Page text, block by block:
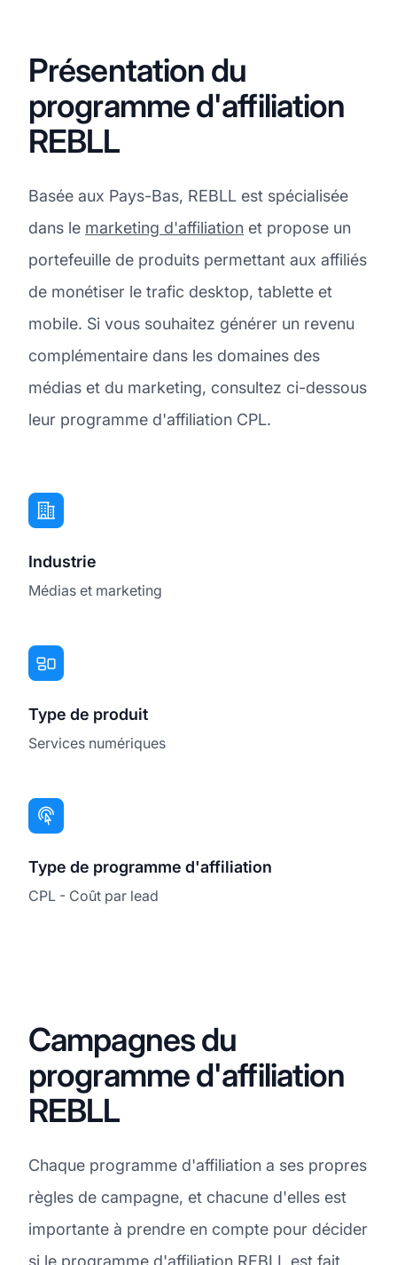
Présentation du
programme d'affiliation
REBLL
Basée aux Pays-Bas, REBLL est spécialisée
dans le marketing d'affiliation et propose un
portefeuille de produits permettant aux affiliés
de monétiser le trafic desktop, tablette et
mobile. Si vous souhaitez générer un revenu
complémentaire dans les domaines des
médias et du marketing, consultez ci-dessous
leur programme d'affiliation CPL.
Industrie
Médias et marketing
Type de produit
Services numériques
Type de programme d'affiliation
CPL - Coût par lead
Campagnes du
programme d'affiliation
REBLL
Chaque programme d'affiliation a ses propres
règles de campagne, et chacune d'elles est
importante à prendre en compte pour décider
si le programme d'affiliation REBLL est fait